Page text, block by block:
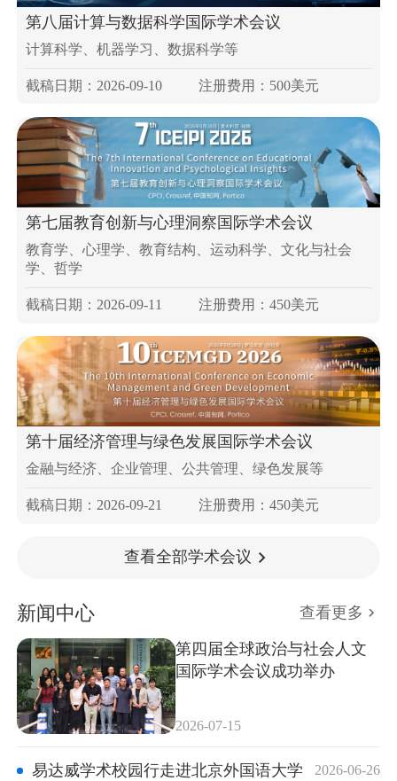
第八届计算与数据科学国际学术会议
计算科学、机器学习、数据科学等
截稿日期：2026-09-10 注册费用：500美元
第七届教育创新与心理洞察国际学术会议
教育学、心理学、教育结构、运动科学、文化与社会
学、哲学
截稿日期：2026-09-11 注册费用：450美元
第十届经济管理与绿色发展国际学术会议
金融与经济、企业管理、公共管理、绿色发展等
截稿日期：2026-09-21 注册费用：450美元
查看全部学术会议
新闻中心 查看更多
第四届全球政治与社会人文
国际学术会议成功举办
2026-07-15
易达威学术校园行走进北京外国语大学 2026-06-26